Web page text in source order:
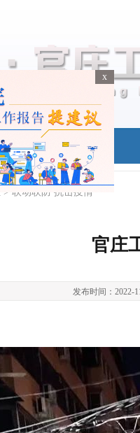
x
政务公开
> 联动联防 抗击疫情
官庄
发布时间：2022-
x